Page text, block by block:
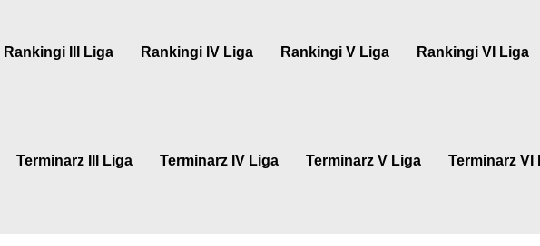
Rankingi III Liga Rankingi IV Liga Rankingi V Liga Rankingi VI Liga
Terminarz III Liga Terminarz IV Liga Terminarz V Liga Terminarz VI